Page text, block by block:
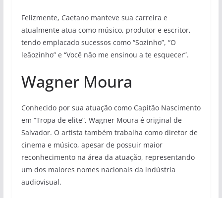
Felizmente, Caetano manteve sua carreira e
atualmente atua como músico, produtor e escritor,
tendo emplacado sucessos como “Sozinho”, “O
leãozinho” e “Você não me ensinou a te esquecer”.
Wagner Moura
Conhecido por sua atuação como Capitão Nascimento
em “Tropa de elite”, Wagner Moura é original de
Salvador. O artista também trabalha como diretor de
cinema e músico, apesar de possuir maior
reconhecimento na área da atuação, representando
um dos maiores nomes nacionais da indústria
audiovisual.